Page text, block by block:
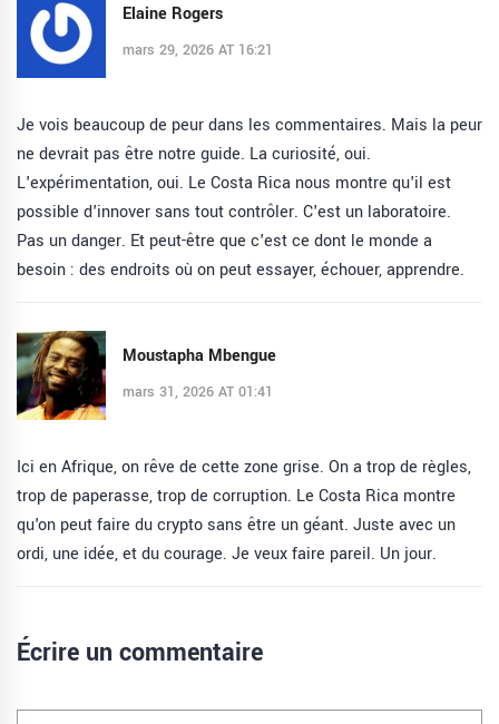
Elaine Rogers
mars 29, 2026 AT 16:21
Je vois beaucoup de peur dans les commentaires. Mais la peur
ne devrait pas être notre guide. La curiosité, oui.
L'expérimentation, oui. Le Costa Rica nous montre qu'il est
possible d'innover sans tout contrôler. C'est un laboratoire.
Pas un danger. Et peut-être que c'est ce dont le monde a
besoin : des endroits où on peut essayer, échouer, apprendre.
Moustapha Mbengue
mars 31, 2026 AT 01:41
Ici en Afrique, on rêve de cette zone grise. On a trop de règles,
trop de paperasse, trop de corruption. Le Costa Rica montre
qu'on peut faire du crypto sans être un géant. Juste avec un
ordi, une idée, et du courage. Je veux faire pareil. Un jour.
Écrire un commentaire